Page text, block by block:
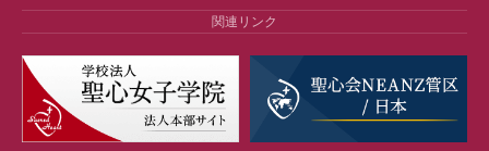
関連リンク